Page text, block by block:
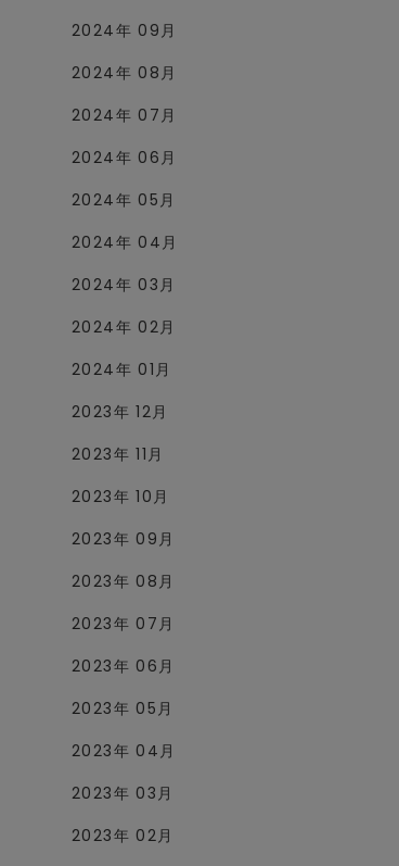
2024年 09月
2024年 08月
2024年 07月
2024年 06月
2024年 05月
2024年 04月
2024年 03月
2024年 02月
2024年 01月
2023年 12月
2023年 11月
2023年 10月
2023年 09月
2023年 08月
2023年 07月
2023年 06月
2023年 05月
2023年 04月
2023年 03月
2023年 02月